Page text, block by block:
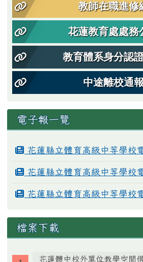
教師在職進修
花蓮教育處處務
教育體系身分認
中途離校通報
電子報一覽
花蓮縣立體育高級中等學校
花蓮縣立體育高級中等學校
花蓮縣立體育高級中等學校
檔案下載
花蓮體中校外單位教學空間